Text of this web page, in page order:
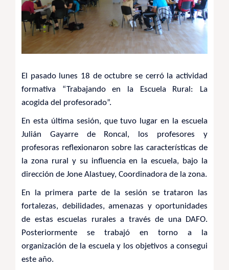
El pasado lunes 18 de octubre se cerró la actividad
formativa “Trabajando en la Escuela Rural: La
acogida del profesorado”.
En esta última sesión, que tuvo lugar en la escuela
Julián Gayarre de Roncal, los profesores y
profesoras reflexionaron sobre las características de
la zona rural y su influencia en la escuela, bajo la
dirección de Jone Alastuey, Coordinadora de la zona.
En la primera parte de la sesión se trataron las
fortalezas, debilidades, amenazas y oportunidades
de estas escuelas rurales a través de una DAFO.
Posteriormente se trabajó en torno a la
organización de la escuela y los objetivos a consegui
este año.